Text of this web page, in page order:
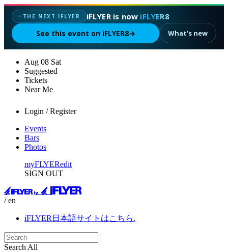
✦ THE NEXT IFLYER iFLYER is now iFLYER8
See this event on iFLYER8→ What’s new
Aug 08 Sat
Suggested
Tickets
Near Me
Login / Register
Events
Bars
Photos
myFLYERedit
SIGN OUT
/ en
iFLYER日本語サイトはこちら.
Search All